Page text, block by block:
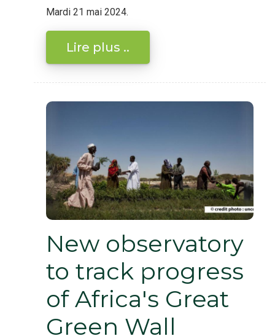
Mardi 21 mai 2024.
Lire plus ..
New observatory
to track progress
of Africa's Great
Green Wall